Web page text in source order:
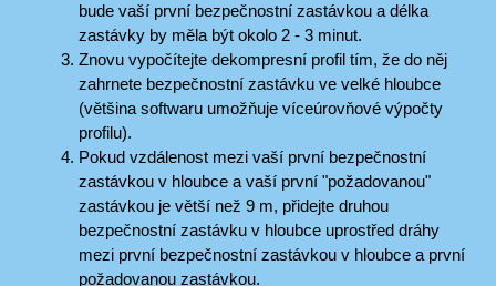
bude vaší první bezpečnostní zastávkou a délka
zastávky by měla být okolo 2 - 3 minut.
Znovu vypočítejte dekompresní profil tím, že do něj
zahrnete bezpečnostní zastávku ve velké hloubce
(většina softwaru umožňuje víceúrovňové výpočty
profilu).
Pokud vzdálenost mezi vaší první bezpečnostní
zastávkou v hloubce a vaší první "požadovanou"
zastávkou je větší než 9 m, přidejte druhou
bezpečnostní zastávku v hloubce uprostřed dráhy
mezi první bezpečnostní zastávkou v hloubce a první
požadovanou zastávkou.